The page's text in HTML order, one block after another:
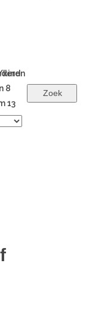
kind
8
13